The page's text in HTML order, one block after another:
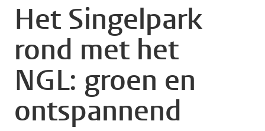
Het Singelpark
rond met het
NGL: groen en
ontspannend